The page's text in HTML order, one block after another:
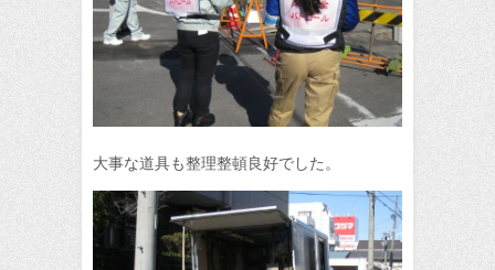
大事な道具も整理整頓良好でした。